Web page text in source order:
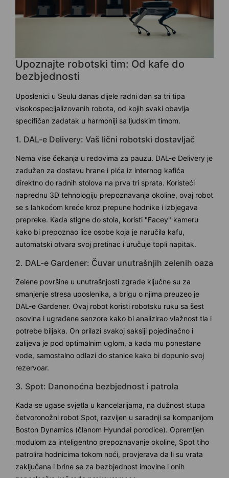
Upoznajte robotski tim: Od kafe do
bezbjednosti
Uposlenici u Seulu danas dijele radni dan sa tri tipa
visokospecijalizovanih robota, od kojih svaki obavlja
specifičan zadatak u harmoniji sa ljudskim timom.
1. DAL-e Delivery: Vaš lični robotski dostavljač
Nema vise čekanja u redovima za pauzu. DAL-e Delivery je
zadužen za dostavu hrane i pića iz internog kafića
direktno do radnih stolova na prva tri sprata. Koristeći
naprednu 3D tehnologiju prepoznavanja okoline, ovaj robot
se s lahkoćom kreće kroz prepune hodnike i izbjegava
prepreke. Kada stigne do stola, koristi "Facey" kameru
kako bi prepoznao lice osobe koja je naručila kafu,
automatski otvara svoj pretinac i uručuje topli napitak.
2. DAL-e Gardener: Čuvar unutrašnjih zelenih oaza
Zelene površine u unutrašnjosti zgrade ključne su za
smanjenje stresa uposlenika, a brigu o njima preuzeo je
DAL-e Gardener. Ovaj robot koristi robotsku ruku sa šest
osovina i ugrađene senzore kako bi analizirao vlažnost tla i
potrebe biljaka. On prilazi svakoj saksiji pojedinačno i
zalijeva je pod optimalnim uglom, a kada mu ponestane
vode, samostalno odlazi do stanice kako bi dopunio svoj
rezervoar.
3. Spot: Danonoćna bezbjednost i patrola
Kada se ugase svjetla u kancelarijama, na dužnost stupa
četvoronožni robot Spot, razvijen u saradnji sa kompanijom
Boston Dynamics (članom Hyundai porodice). Opremljen
modulom za inteligentno prepoznavanje okoline, Spot tiho
patrolira hodnicima tokom noći, provjerava da li su vrata
zaključana i brine se za bezbjednost imovine i onih